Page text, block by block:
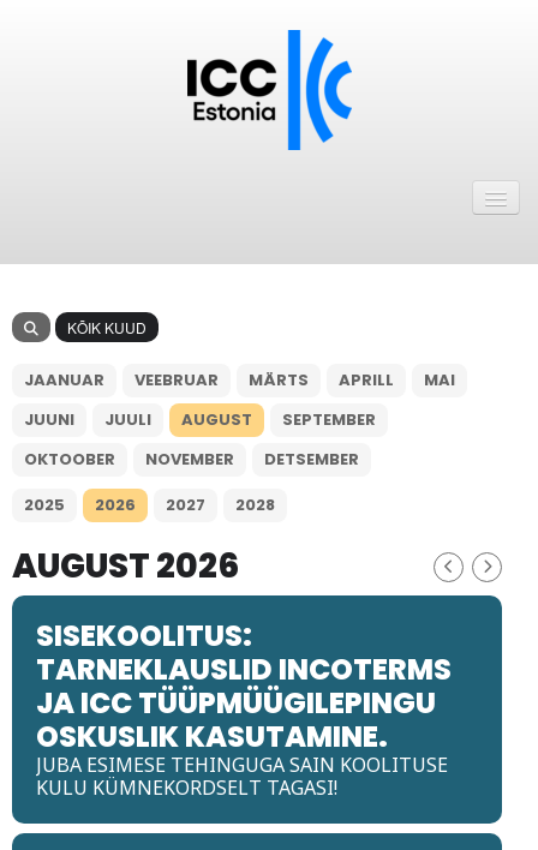
ICC Eesti liikmebaas
Liikmete pakkumised
Astu ICC Eesti liikmeks!
Kalender
Tegevused
Publikatsioonid
Arvamus
Viidad
ICC WBO
KÕIK KUUD
JAANUAR VEEBRUAR MÄRTS APRILL
MAI
JUUNI
JUULI AUGUST
SEPTEMBER
OKTOOBER
NOVEMBER
DETSEMBER
2025
2026 2027 2028
AUGUST 2026
SISEKOOLITUS:
TARNEKLAUSLID INCOTERMS
JA ICC TÜÜPMÜÜGILEPINGU
OSKUSLIK KASUTAMINE.
JUBA ESIMESE TEHINGUGA SAIN KOOLITUSE
KULU KÜMNEKORDSELT TAGASI!